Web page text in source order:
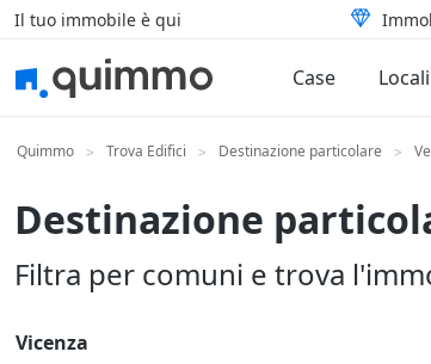
Il tuo immobile è qui
Case
Quimmo > Trova Edifici > Destinazione particolare >
Destinazione
Filtra per comuni e trova
Vicenza